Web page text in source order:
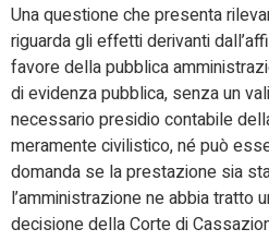
Una questione che presenta
riguarda gli effetti derivanti
favore della pubblica
di evidenza pubblica, senza un
necessario presidio contabile
meramente civilistico, né può
domanda se la prestazione sia
l’amministrazione ne abbia tratto
decisione della Corte di